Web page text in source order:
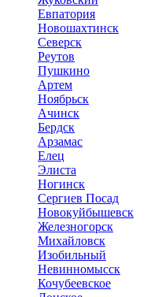
Евпатория
Новошахтинск
Северск
Реутов
Пушкино
Артем
Ноябрьск
Ачинск
Бердск
Арзамас
Елец
Элиста
Ногинск
Сергиев Посад
Новокуйбышевск
Железногорск
Михайловск
Изобильный
Невинномысск
Кочубеевское